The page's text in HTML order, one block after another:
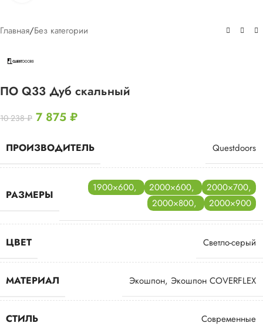
Главная/Без категории
ПО Q33 Дуб скальный
10 238₽ 7 875 ₽
ПРОИЗВОДИТЕЛЬ Questdoors
РАЗМЕРЫ
1900×600, 2000×600, 2000×700,
2000×800, 2000×900
ЦВЕТ Светло-серый
МАТЕРИАЛ Экошпон, Экошпон COVERFLEX
СТИЛЬ Современные